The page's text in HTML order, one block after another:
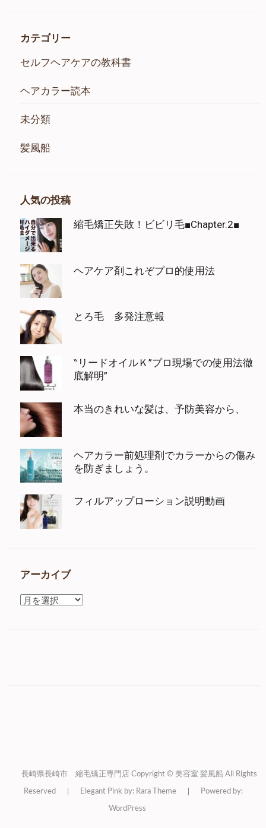
カテゴリー
セルフヘアケアの教科書
ヘアカラー読本
未分類
髪風船
人気の投稿
縮毛矯正失敗！ビビリ毛■Chapter.2■
ヘアケア剤これぞプロ的使用法
とろ毛 多発注意報
‶リードオイルＫ”プロ現場での使用法徹
底解明”
本当のきれいな髪は、予防美容から、
ヘアカラー前処理剤でカラーからの傷み
を防ぎましょう。
フィルアップローション説明動画
アーカイブ
ア
長崎県長崎市 縮毛矯正専門店 Copyright © 美容室 髪風船 All Rights
Reserved Elegant Pink by: Rara Theme Powered by:
WordPress